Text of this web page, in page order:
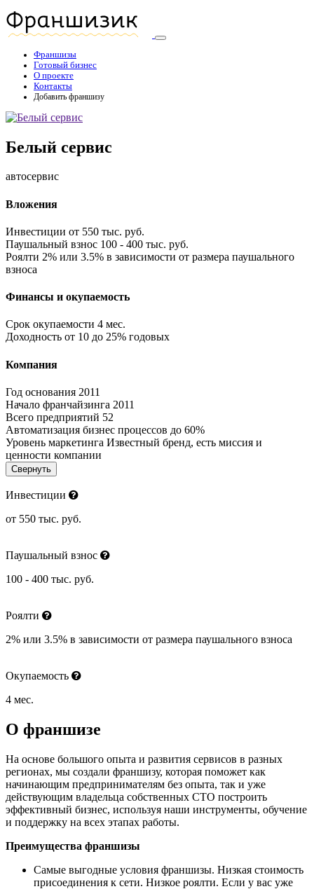
Франшизы
Готовый бизнес
О проекте
Контакты
Добавить франшизу
Белый сервис
автосервис
Вложения
Инвестиции от 550 тыс. руб.
Паушальный взнос 100 - 400 тыс. руб.
Роялти 2% или 3.5% в зависимости от размера паушального
взноса
Финансы и окупаемость
Срок окупаемости 4 мес.
Доходность от 10 до 25% годовых
Компания
Год основания 2011
Начало франчайзинга 2011
Всего предприятий 52
Автоматизация бизнес процессов до 60%
Уровень маркетинга Известный бренд, есть миссия и
ценности компании
Свернуть
Инвестиции
от 550 тыс. руб.
Паушальный взнос
100 - 400 тыс. руб.
Роялти
2% или 3.5% в зависимости от размера паушального взноса
Окупаемость
4 мес.
О франшизе
На основе большого опыта и развития сервисов в разных
регионах, мы создали франшизу, которая поможет как
начинающим предпринимателям без опыта, так и уже
действующим владельца собственных СТО построить
эффективный бизнес, используя наши инструменты, обучение
и поддержку на всех этапах работы.
Преимущества франшизы
Самые выгодные условия франшизы. Низкая стоимость
присоединения к сети. Низкое роялти. Если у вас уже